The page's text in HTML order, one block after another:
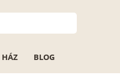
HÁZ BLOG